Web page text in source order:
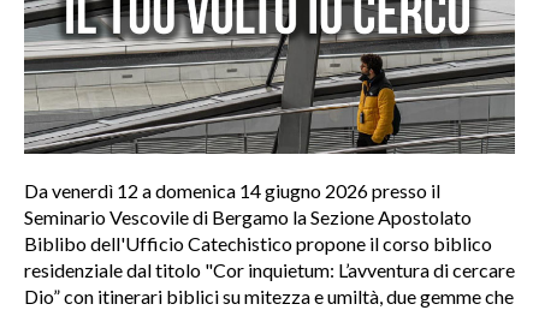
Da venerdì 12 a domenica 14 giugno 2026 presso il
Seminario Vescovile di Bergamo la Sezione Apostolato
Biblibo dell'Ufficio Catechistico propone il corso biblico
residenziale dal titolo "Cor inquietum: L’avventura di cercare
Dio” con itinerari biblici su mitezza e umiltà, due gemme che